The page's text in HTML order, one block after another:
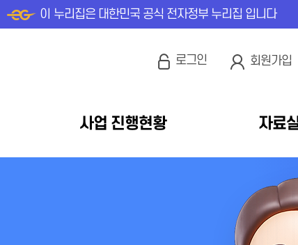
이 누리집은 대한민국 공식 전자정부 누리집 입니다
로그인 회원가입
사업 진행현황 자료